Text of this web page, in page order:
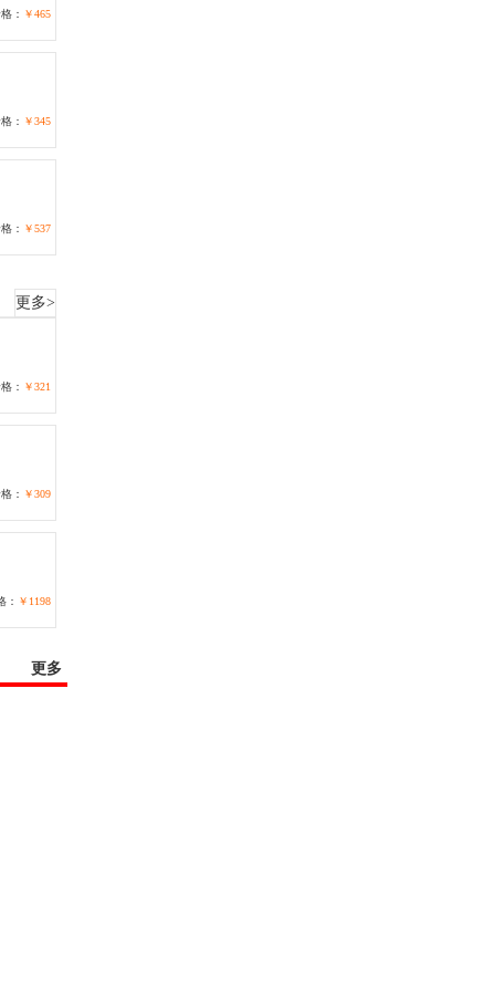
： ￥465
： ￥345
： ￥537
更多>
： ￥321
： ￥309
： ￥1198
更多